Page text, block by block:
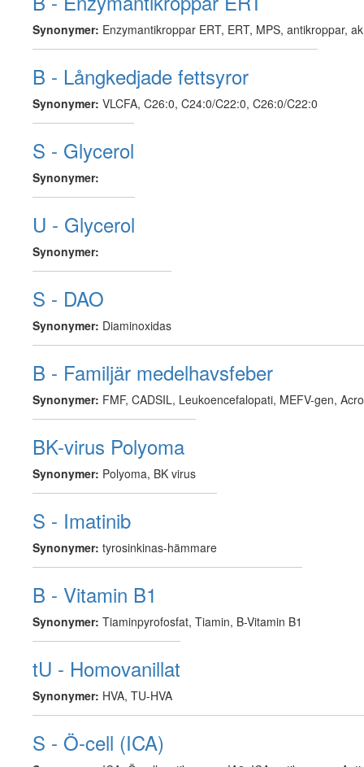
Synonymer: Enzymantikroppar ERT, ERT, MPS, antikroppar,
B - Långkedjade fettsyror
Synonymer: VLCFA, C26:0, C24:0/C22:0, C26:0/C22:0
S - Glycerol
Synonymer:
U - Glycerol
Synonymer:
S - DAO
Synonymer: Diaminoxidas
B - Familjär medelhavsfeber
Synonymer: FMF, CADSIL, Leukoencefalopati, MEFV-gen,
BK-virus Polyoma
Synonymer: Polyoma, BK virus
S - Imatinib
Synonymer: tyrosinkinas-hämmare
B - Vitamin B1
Synonymer: Tiaminpyrofosfat, Tiamin, B-Vitamin B1
tU - Homovanillat
Synonymer: HVA, TU-HVA
S - Ö-cell (ICA)